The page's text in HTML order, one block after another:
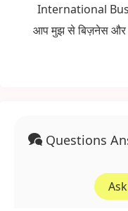
International
आप मुझ से बिज़नेस और
Questions